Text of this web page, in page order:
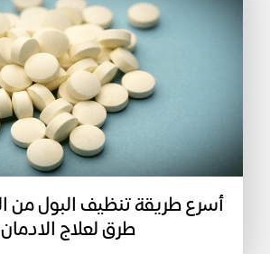
طرق لعلاج الادمان